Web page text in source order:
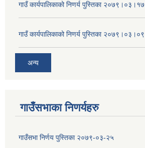
गाउँ कार्यपालिकाको निणर्य पुस्तिका २०७९।०३।१७
गाउँ कार्यपालिकाको निणर्य पुस्तिका २०७९।०३।०९
अन्य
गाउँसभाका निणर्यहरु
गाउँसभा निर्णय पुस्तिका २०७९-०३-२५